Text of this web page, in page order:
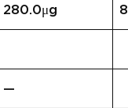
280.0μg 8
—